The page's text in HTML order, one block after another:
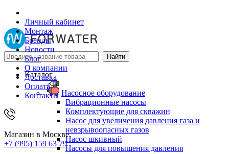
Личный кабинет
Монтаж
Бренды
Новости
Блог
О компании
Доставка
Оплата
Контакты
Магазин в Москве
+7 (995) 159 63 79
Каталог
Насосное оборудование
Вибрационные насосы
Комплектующие для скважин
Насос для увеличения давления газа и
невзрывоопасных газов
Насос шкивный
Насосы для повышения давления